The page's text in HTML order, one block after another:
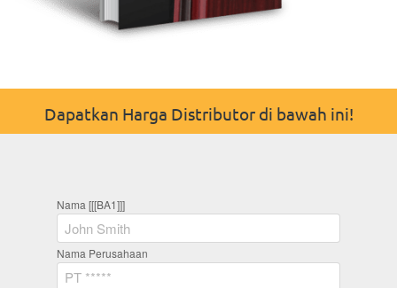
Dapatkan Harga Distributor di bawah ini!
Nama [[[BA1]]]
Nama Perusahaan